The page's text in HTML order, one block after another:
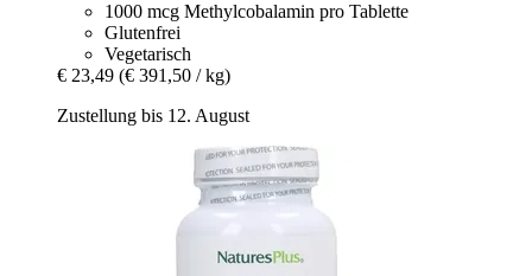
1000 mcg Methylcobalamin pro Tablette
Glutenfrei
Vegetarisch
€ 23,49 (€ 391,50 / kg)
Zustellung bis 12. August